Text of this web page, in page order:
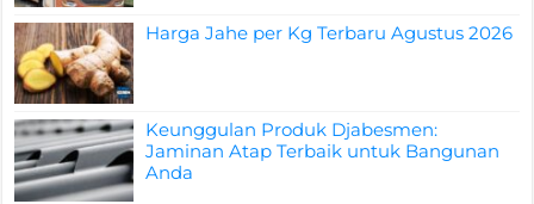
Harga Jahe per Kg Terbaru Agustus 2026
Keunggulan Produk Djabesmen:
Jaminan Atap Terbaik untuk Bangunan
Anda